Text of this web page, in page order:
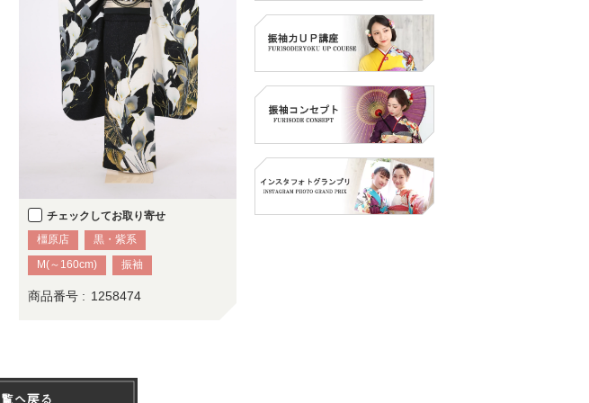
チェックしてお取り寄せ
橿原店
黒・紫系
M(～160cm)
振袖
商品番号 : 1258474